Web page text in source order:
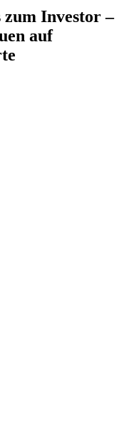
zum Investor –
auf